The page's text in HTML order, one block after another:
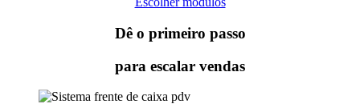
Dê o primeiro passo
para escalar vendas